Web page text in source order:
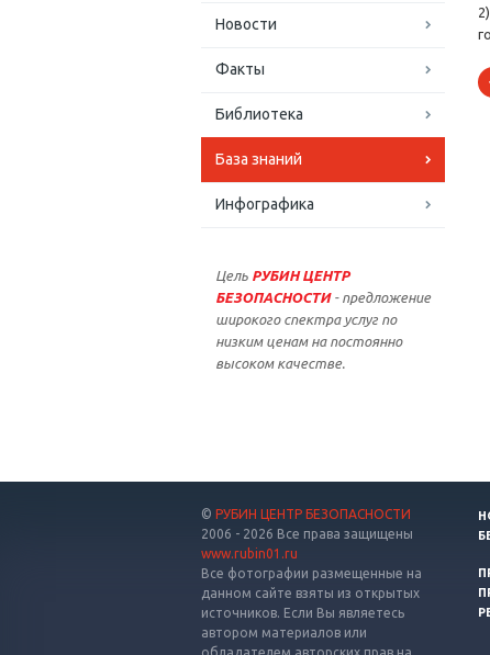
Новости
Факты
Библиотека
База знаний
Инфографика
Цель РУБИН ЦЕНТР
БЕЗОПАСНОСТИ - предложение
широкого спектра услуг по
низким ценам на постоянно
высоком качестве.
© РУБИН ЦЕНТР БЕЗОПАСНОСТИ
2006 - 2026 Все права защищены
www.rubin01.ru
Все фотографии размещенные на
данном сайте взяты из открытых
источников. Если Вы являетесь
автором материалов или